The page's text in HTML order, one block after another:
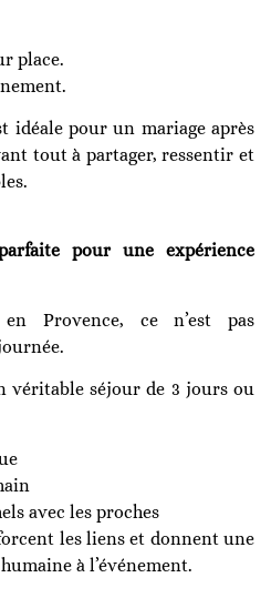
place.
idéale pour un mariage après
tout à partager, ressentir et
pour une expérience
Provence, ce n’est pas
véritable séjour de 3 jours ou
avec les proches
les liens et donnent une
à l’événement.